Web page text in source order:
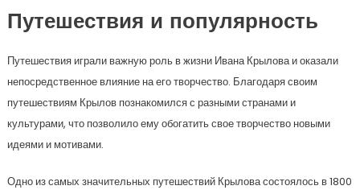
Путешествия и популярность
Путешествия играли важную роль в жизни Ивана Крылова и оказали
непосредственное влияние на его творчество. Благодаря своим
путешествиям Крылов познакомился с разными странами и
культурами, что позволило ему обогатить свое творчество новыми
идеями и мотивами.
Одно из самых значительных путешествий Крылова состоялось в 1800